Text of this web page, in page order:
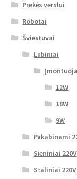
Prekės verslui
Robotai
Šviestuvai
Lubiniai
12W
18W
9W
Pakabinami
Sieniniai 220V
Staliniai 220V